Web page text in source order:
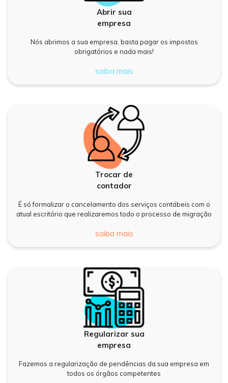
Abrir sua
empresa
Nós abrimos a sua empresa, basta pagar os impostos
obrigatórios e nada mais!
saiba mais
Trocar de
contador
É só formalizar o cancelamento dos serviços contábeis com o
atual escritório que realizaremos todo o processo de migração
saiba mais
Regularizar sua
empresa
Fazemos a regularização de pendências da sua empresa em
todos os órgãos competentes